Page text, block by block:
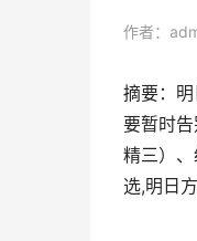
作者：
摘要：
要暂时
精三）、
选,明日